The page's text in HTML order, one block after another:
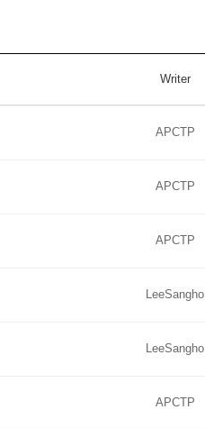
Writer
APCTP
APCTP
APCTP
LeeSangho
LeeSangho
APCTP